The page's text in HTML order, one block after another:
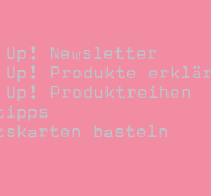
Up! Newsletter
Up! Produkte
Up! Produktreihen
basteln